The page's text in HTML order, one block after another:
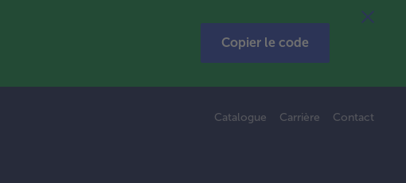
Copier le code
Catalogue Carrière Contact